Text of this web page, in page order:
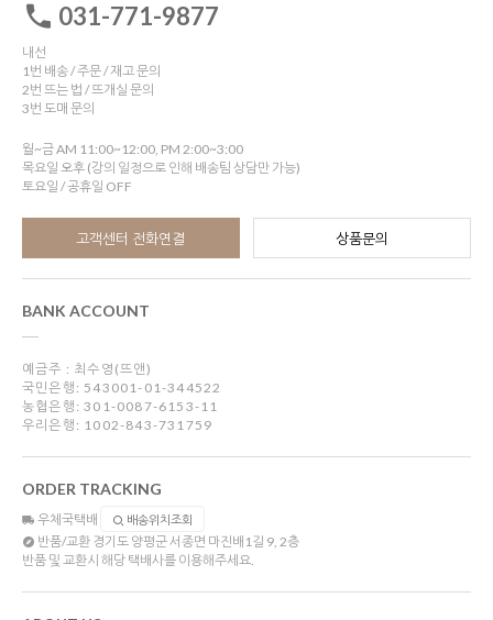
031-771-9877
내선
1번 배송 / 주문 / 재고 문의
2번 뜨는 법 / 뜨개실 문의
3번 도매 문의
월~금 AM 11:00~12:00, PM 2:00~3:00
목요일 오후 (강의 일정으로 인해 배송팀 상담만 가능)
토요일 / 공휴일 OFF
고객센터 전화연결 상품문의
BANK ACCOUNT
예금주 : 최수영(뜨앤)
국민은행: 543001-01-344522
농협은행: 301-0087-6153-11
우리은행: 1002-843-731759
ORDER TRACKING
우체국택배 배송위치조회
반품/교환 경기도 양평군 서종면 마진배1길 9, 2층
반품 및 교환시 해당 택배사를 이용해주세요.